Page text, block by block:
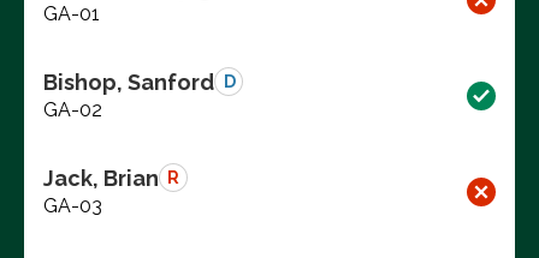
GA-01
Bishop, Sanford D
GA-02
Jack, Brian R
GA-03